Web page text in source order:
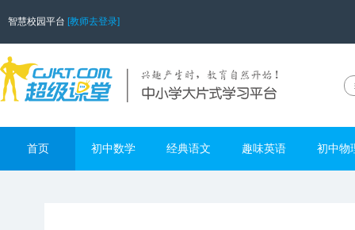
智慧校园平台 [教师去登录]
首页 初中数学 经典语文 趣味英语 初中物